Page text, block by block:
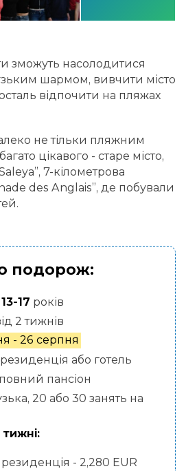
зможуть насолодитися
шармом, вивчити місто
відпочити на пляжах
не тільки пляжним
цікавого - старе місто,
7-кілометрова
des Anglais”, де побували
подорож:
13-17 років
2 тижнів
- 26 серпня
резиденція або готель
повний пансіон
20 або 30 занять на
тижні:
резиденція - 2,280 EUR